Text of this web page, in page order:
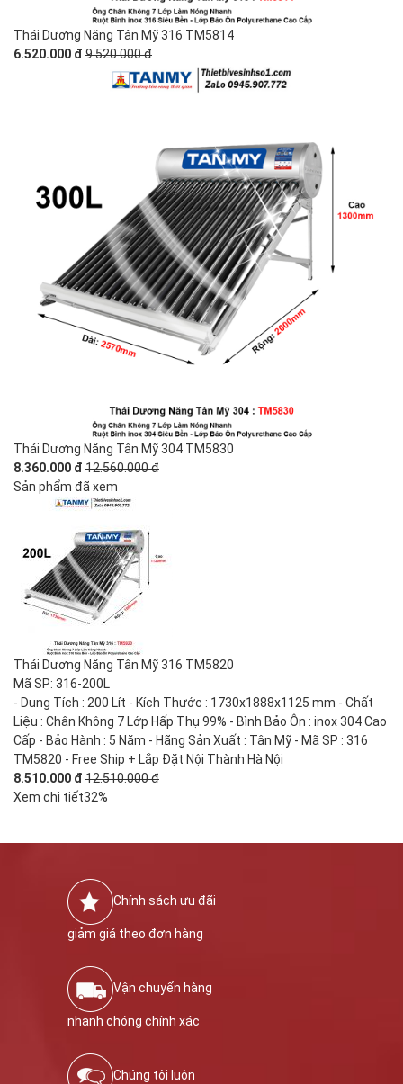
Thái Dương Năng Tân Mỹ 316 TM5814
6.520.000 đ 9.520.000 đ
Thái Dương Năng Tân Mỹ 304 TM5830
8.360.000 đ 12.560.000 đ
Sản phẩm đã xem
Thái Dương Năng Tân Mỹ 316 TM5820
Mã SP: 316-200L
- Dung Tích : 200 Lít - Kích Thước : 1730x1888x1125 mm - Chất
Liệu : Chân Không 7 Lớp Hấp Thụ 99% - Bình Bảo Ôn : inox 304 Cao
Cấp - Bảo Hành : 5 Năm - Hãng Sản Xuất : Tân Mỹ - Mã SP : 316
TM5820 - Free Ship + Lắp Đặt Nội Thành Hà Nội
8.510.000 đ 12.510.000 đ
Xem chi tiết32%
Chính sách ưu đãi
giảm giá theo đơn hàng
Vận chuyển hàng
nhanh chóng chính xác
Chúng tôi luôn